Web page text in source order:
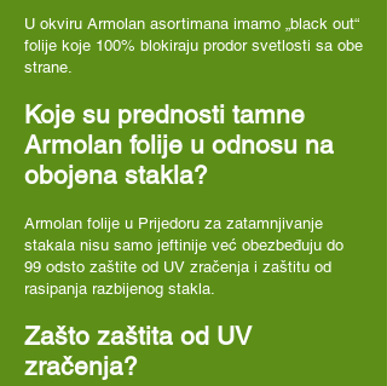
U okviru Armolan asortimana imamo „black out“
folije koje 100% blokiraju prodor svetlosti sa obe
strane.
Koje su prednosti tamne
Armolan folije u odnosu na
obojena stakla?
Armolan folije u Prijedoru za zatamnjivanje
stakala nisu samo jeftinije već obezbeđuju do
99 odsto zaštite od UV zračenja i zaštitu od
rasipanja razbijenog stakla.
Zašto zaštita od UV
zračenja?